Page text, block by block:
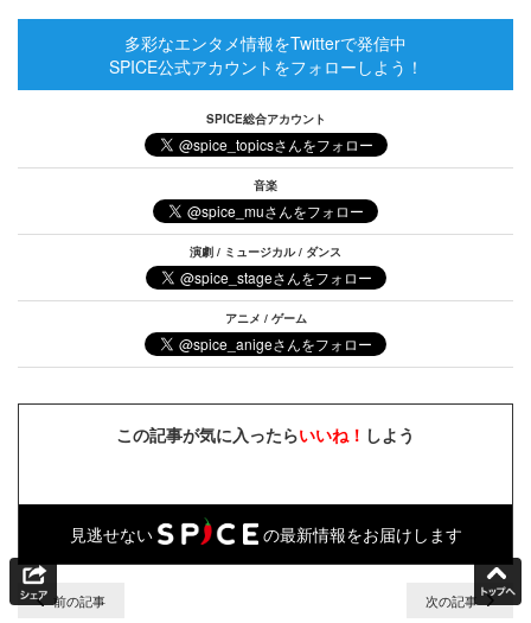
多彩なエンタメ情報をTwitterで発信中
SPICE公式アカウントをフォローしよう！
SPICE総合アカウント
音楽
演劇 / ミュージカル / ダンス
アニメ / ゲーム
この記事が気に入ったらいいね！ しよう
見逃せない の最新情報をお届けします
前の記事 次の記事